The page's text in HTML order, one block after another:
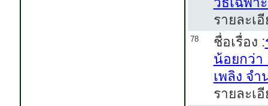
รายละเ
78 ชื่อเรื่อง :
น้อยกว่า
เพลิง จำ
รายละเ